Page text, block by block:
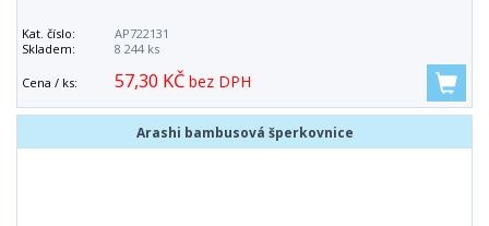
Kat. číslo:
AP722131
Skladem:
8 244 ks
Cena / ks: 57,30 KČ bez DPH
Arashi bambusová šperkovnice